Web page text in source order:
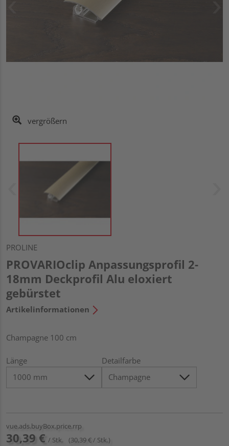
vergrößern
PROLINE
PROVARIOclip Anpassungsprofil 2-
18mm Deckprofil Alu eloxiert
gebürstet
Artikelinformationen
Champagne 100 cm
Länge Detailfarbe
vue.ads.buyBox.price.rrp
30,39 € / Stk. (30,39 € / Stk.)